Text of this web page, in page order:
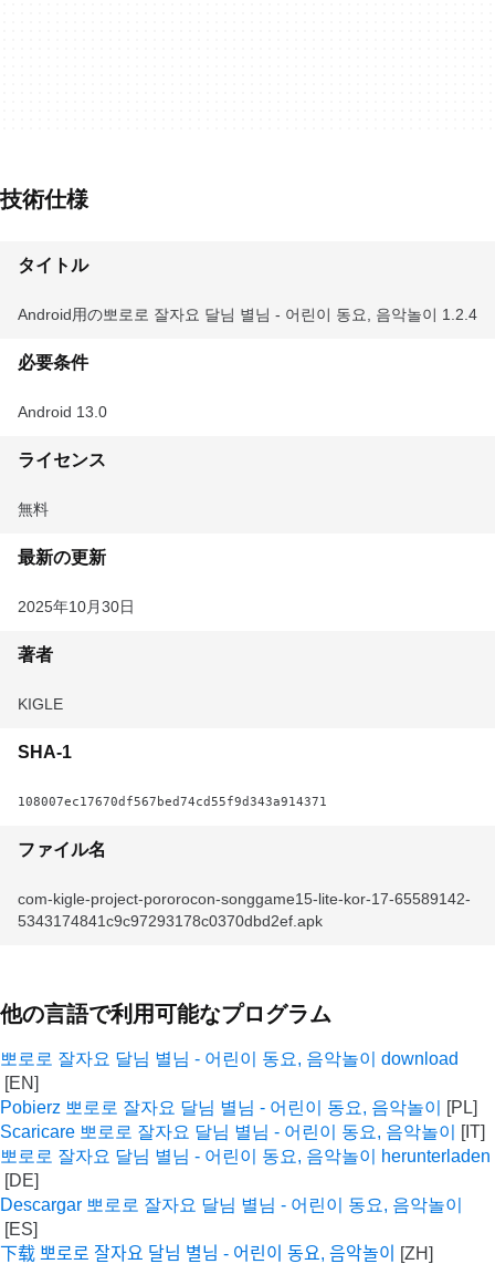
技術仕様
タイトル
Android用の뽀로로 잘자요 달님 별님 - 어린이 동요, 음악놀이 1.2.4
必要条件
Android 13.0
ライセンス
無料
最新の更新
2025年10月30日
著者
KIGLE
SHA-1
108007ec17670df567bed74cd55f9d343a914371
ファイル名
com-kigle-project-pororocon-songgame15-lite-kor-17-65589142-
5343174841c9c97293178c0370dbd2ef.apk
他の言語で利用可能なプログラム
뽀로로 잘자요 달님 별님 - 어린이 동요, 음악놀이 download
Pobierz 뽀로로 잘자요 달님 별님 - 어린이 동요, 음악놀이
Scaricare 뽀로로 잘자요 달님 별님 - 어린이 동요, 음악놀이
뽀로로 잘자요 달님 별님 - 어린이 동요, 음악놀이 herunterladen
Descargar 뽀로로 잘자요 달님 별님 - 어린이 동요, 음악놀이
下载 뽀로로 잘자요 달님 별님 - 어린이 동요, 음악놀이